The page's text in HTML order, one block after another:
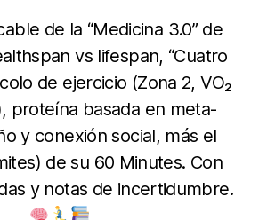
de la “Medicina 3.0” de
vs lifespan, “Cuatro
de ejercicio (Zona 2, VO₂
proteína basada en meta-
y conexión social, más el
de su 60 Minutes. Con
y notas de incertidumbre.